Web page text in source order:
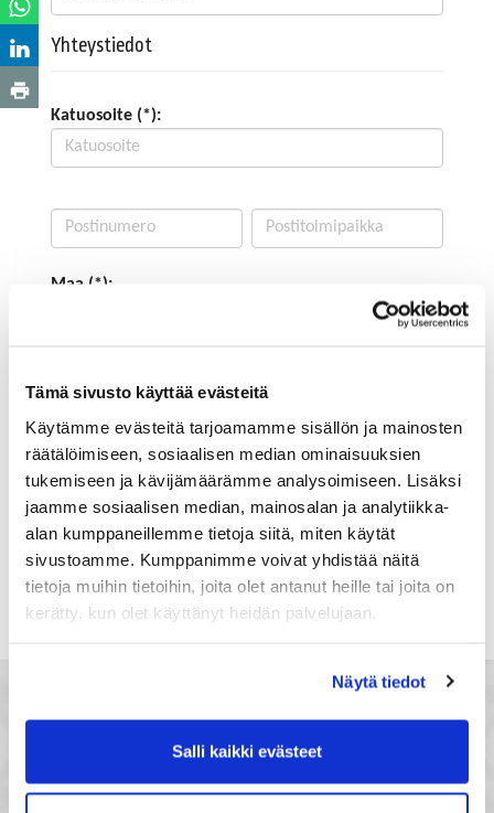
Tämä sivusto käyttää evästeitä
Käytämme evästeitä tarjoamamme sisällön ja mainosten
räätälöimiseen, sosiaalisen median ominaisuuksien
tukemiseen ja kävijämäärämme analysoimiseen. Lisäksi
jaamme sosiaalisen median, mainosalan ja analytiikka-
alan kumppaneillemme tietoja siitä, miten käytät
sivustoamme. Kumppanimme voivat yhdistää näitä
tietoja muihin tietoihin, joita olet antanut heille tai joita on
kerätty, kun olet käyttänyt heidän palvelujaan.
Näytä tiedot
Salli kaikki evästeet
Yhteystiedot
Katuosoite (*):
Maa (*):
Haluan tilata Satakunnan kauppakamari
uutiskirjeen
Olen lukenut Satakunnan kauppakamarin
tietosuojaselosteenja hyväksyn henkilötietojeni
käsittelyn (*)
(*) Tieto on pakollinen